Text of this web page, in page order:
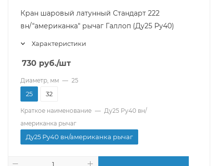
Кран шаровый латунный Стандарт 222
вн/"американка" рычаг Галлоп (Ду25 Ру40)
Характеристики
730 руб./шт
Диаметр, мм — 25
25 32
Краткое наименование — Ду25 Ру40 вн/
американка рычаг
Ду25 Ру40 вн/американка рычаг